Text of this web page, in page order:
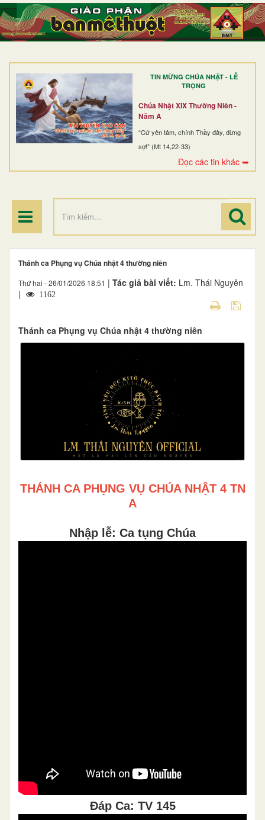
TIN MỪNG CHÚA NHẬT - LỄ
TRỌNG
Chúa Nhật XIX Thường Niên -
Năm A
“Cứ yên tâm, chính Thầy đây, đừng
sợ!” (Mt 14,22-33)
Đọc các tin khác ➥
TRANG NHẤT
GIỚI THIỆU
DÒNG TU
BAN MỤC VỤ
ĐOÀN THỂ CG
ĐIỂM HÀNH HƯƠNG
Thánh ca Phụng vụ Chúa nhật 4 thường niên
Thứ hai - 26/01/2026 18:51 | Tác giả bài viết: Lm. Thái Nguyên
|
1162
Thánh ca Phụng vụ Chúa nhật 4 thường niên
THÁNH CA PHỤNG VỤ CHÚA NHẬT 4 TN
A
Nhập lễ: Ca tụng Chúa
Đáp Ca: TV 145